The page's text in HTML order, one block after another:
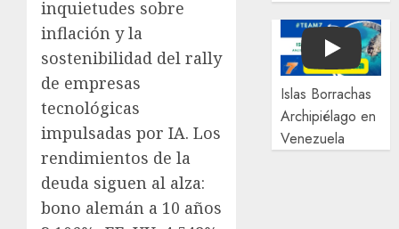
inquietudes sobre
inflación y la
sostenibilidad del rally
de empresas
tecnológicas
impulsadas por IA. Los
rendimientos de la
deuda siguen al alza:
bono alemán a 10 años
Play
Islas Borrachas
Archipiélago en
Venezuela